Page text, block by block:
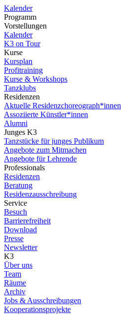
Kalender
Programm
Vorstellungen
Kalender
K3 on Tour
Kurse
Kursplan
Profitraining
Kurse & Workshops
Tanzklubs
Residenzen
Aktuelle Residenzchoreograph*innen
Assoziierte Künstler*innen
Alumni
Junges K3
Tanzstücke für junges Publikum
Angebote zum Mitmachen
Angebote für Lehrende
Professionals
Residenzen
Beratung
Residenzausschreibung
Service
Besuch
Barrierefreiheit
Download
Presse
Newsletter
K3
Über uns
Team
Räume
Archiv
Jobs & Ausschreibungen
Kooperationsprojekte